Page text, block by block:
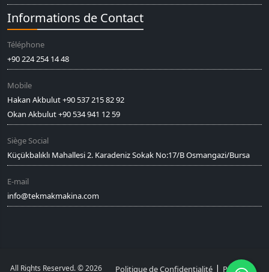
Informations de Contact
Téléphone
+90 224 254 14 48
Mobile
Hakan Akbulut +90 537 215 82 92
Okan Akbulut +90 534 941 12 59
Siège Social
Küçükbalıklı Mahallesi 2. Karadeniz Sokak No:17/B Osmangazi/Bursa
E-mail
info@tekmakmakina.com
All Rights Reserved. © 2026 Politique de Confidentialité| Politique